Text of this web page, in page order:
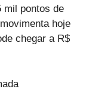
mil pontos de
hoje
chegar a R$